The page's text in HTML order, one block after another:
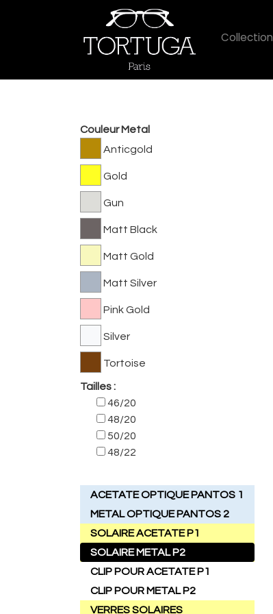
Collection
Couleur Metal
Anticgold
Gold
Gun
Matt Black
Matt Gold
Matt Silver
Pink Gold
Silver
Tortoise
Tailles :
46/20
48/20
50/20
48/22
ACETATE OPTIQUE PANTOS 1
METAL OPTIQUE PANTOS 2
SOLAIRE ACETATE P1
SOLAIRE METAL P2
CLIP POUR ACETATE P1
CLIP POUR METAL P2
VERRES SOLAIRES